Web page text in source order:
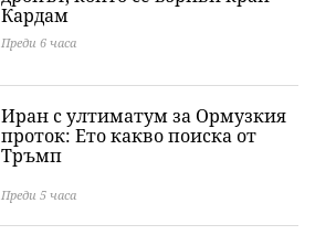
Кардам
Преди 6 часа
Иран с ултиматум за Ормузкия
проток: Ето какво поиска от
Тръмп
Преди 5 часа